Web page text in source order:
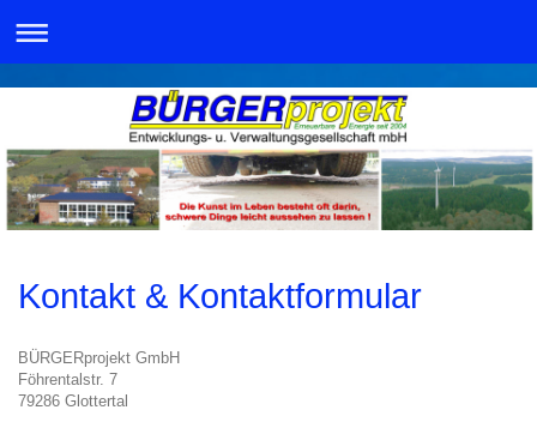
Kontakt & Kontaktformular
BÜRGERprojekt GmbH
Föhrentalstr. 7
79286 Glottertal